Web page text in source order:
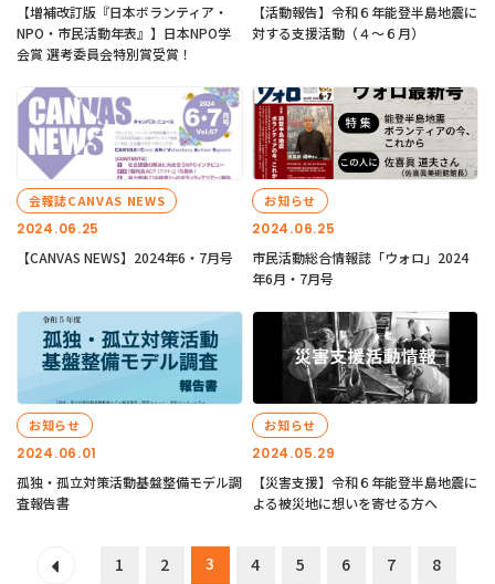
【増補改訂版『日本ボランティア・
NPO・市民活動年表』】日本NPO学
会賞 選考委員会特別賞受賞！
【活動報告】令和６年能登半島地震に
対する支援活動（４〜６月）
2024.06.25
会報誌CANVAS NEWS
【CANVAS NEWS】2024年6・7月号
2024.06.25
お知らせ
市民活動総合情報誌「ウォロ」2024
年6月・7月号
2024.06.01
お知らせ
孤独・孤立対策活動基盤整備モデル調
査報告書
2024.05.29
お知らせ
【災害支援】令和６年能登半島地震に
よる被災地に想いを寄せる方へ
1 2 3 4 5 6 7
8